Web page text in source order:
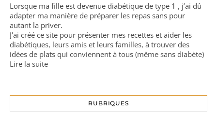
Lorsque ma fille est devenue diabétique de type 1 , j’ai dû
adapter ma manière de préparer les repas sans pour
autant la priver.
J'ai créé ce site pour présenter mes recettes et aider les
diabétiques, leurs amis et leurs familles, à trouver des
idées de plats qui conviennent à tous (même sans diabète)
Lire la suite
RUBRIQUES